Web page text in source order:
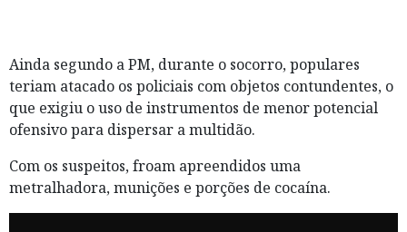
Ainda segundo a PM, durante o socorro, populares
teriam atacado os policiais com objetos contundentes, o
que exigiu o uso de instrumentos de menor potencial
ofensivo para dispersar a multidão.
Com os suspeitos, froam apreendidos uma
metralhadora, munições e porções de cocaína.